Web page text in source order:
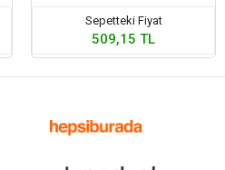
Sepetteki Fiyat
509,15 TL